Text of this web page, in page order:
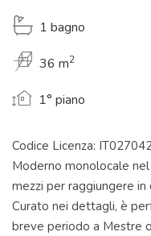
1 bagno
36 m2
1° piano
Codice Licenza:
Moderno monolocale
mezzi per raggiungere in
Curato nei dettagli, è
breve periodo a Mestre